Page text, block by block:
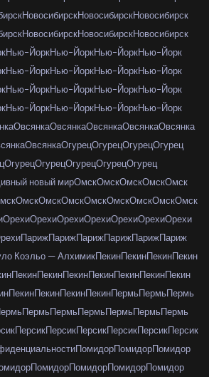
НовосибирскНовосибирскНовосибирск
НовосибирскНовосибирскНовосибирск
Нью-ЙоркНью-ЙоркНью-ЙоркНью-Йорк
Нью-ЙоркНью-ЙоркНью-ЙоркНью-Йорк
Нью-ЙоркНью-ЙоркНью-ЙоркНью-Йорк
Нью-ЙоркНью-ЙоркНью-ЙоркНью-Йорк
ОвсянкаОвсянкаОвсянкаОвсянкаОвсянка
ОвсянкаОгурецОгурецОгурецОгурец
ОгурецОгурецОгурецОгурецОгурец
новый мирОмскОмскОмскОмскОмск
ОмскОмскОмскОмскОмскОмскОмскОмск
ОрехиОрехиОрехиОрехиОрехиОрехиОрехи
ПарижПарижПарижПарижПарижПариж
Коэльо — АлхимикПекинПекинПекинПекин
ПекинПекинПекинПекинПекинПекинПекин
ПекинПекинПекинПекинПермьПермьПермь
ПермьПермьПермьПермьПермьПермь
ПерсикПерсикПерсикПерсикПерсикПерсик
ПомидорПомидорПомидор
ПомидорПомидорПомидорПомидор